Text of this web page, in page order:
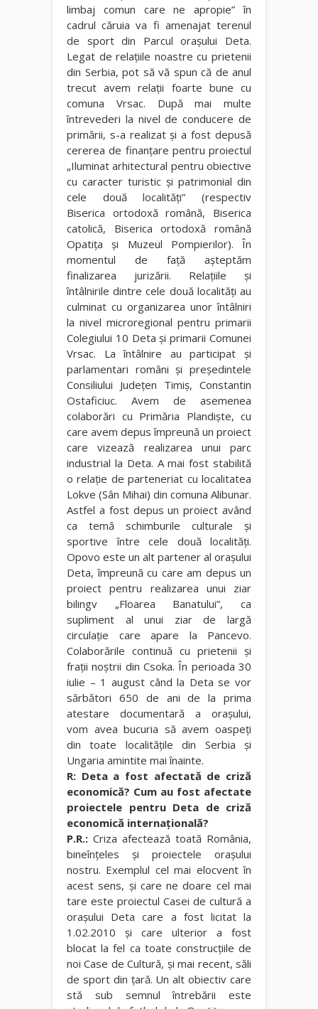
limbaj comun care ne apropie” în
cadrul căruia va fi amenajat terenul
de sport din Parcul oraşului Deta.
Legat de relaţiile noastre cu prietenii
din Serbia, pot să vă spun că de anul
trecut avem relaţii foarte bune cu
comuna Vrsac. După mai multe
întrevederi la nivel de conducere de
primării, s-a realizat şi a fost depusă
cererea de finanţare pentru proiectul
„Iluminat arhitectural pentru obiective
cu caracter turistic şi patrimonial din
cele două localităţi” (respectiv
Biserica ortodoxă română, Biserica
catolică, Biserica ortodoxă română
Opatiţa şi Muzeul Pompierilor). În
momentul de faţă aşteptăm
finalizarea jurizării. Relaţiile şi
întâlnirile dintre cele două localităţi au
culminat cu organizarea unor întâlniri
la nivel microregional pentru primarii
Colegiului 10 Deta şi primarii Comunei
Vrsac. La întâlnire au participat şi
parlamentari români şi preşedintele
Consiliului Judeţen Timiş, Constantin
Ostaficiuc. Avem de asemenea
colaborări cu Primăria Plandişte, cu
care avem depus împreună un proiect
care vizează realizarea unui parc
industrial la Deta. A mai fost stabilită
o relaţie de parteneriat cu localitatea
Lokve (Sân Mihai) din comuna Alibunar.
Astfel a fost depus un proiect având
ca temă schimburile culturale şi
sportive între cele două localităţi.
Opovo este un alt partener al oraşului
Deta, împreună cu care am depus un
proiect pentru realizarea unui ziar
bilingv „Floarea Banatului”, ca
supliment al unui ziar de largă
circulaţie care apare la Pancevo.
Colaborările continuă cu prietenii şi
fraţii noştrii din Csoka. În perioada 30
iulie – 1 august când la Deta se vor
sărbători 650 de ani de la prima
atestare documentară a oraşului,
vom avea bucuria să avem oaspeţi
din toate localităţile din Serbia şi
Ungaria amintite mai înainte.
R: Deta a fost afectată de criză
economică? Cum au fost afectate
proiectele pentru Deta de criză
economică internaţională?
P.R.: Criza afectează toată România,
bineînţeles şi proiectele oraşului
nostru. Exemplul cel mai elocvent în
acest sens, şi care ne doare cel mai
tare este proiectul Casei de cultură a
oraşului Deta care a fost licitat la
1.02.2010 şi care ulterior a fost
blocat la fel ca toate construcţiile de
noi Case de Cultură, şi mai recent, săli
de sport din ţară. Un alt obiectiv care
stă sub semnul întrebării este